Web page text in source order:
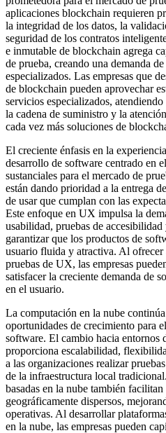
aplicaciones blockchain requieren
la integridad de los datos, la
seguridad de los contratos
e inmutable de blockchain agrega
de prueba, creando una demanda
especializados. Las empresas que
de blockchain pueden aprovechar
servicios especializados,
la cadena de suministro y la
cada vez más soluciones de
El creciente énfasis en la
desarrollo de software centrado en
sustanciales para el mercado de
están dando prioridad a la entrega
de usar que cumplan con las
Este enfoque en UX impulsa la
usabilidad, pruebas de
garantizar que los productos de
usuario fluida y atractiva. Al ofrecer
pruebas de UX, las empresas
satisfacer la creciente demanda de
en el usuario.
La computación en la nube
oportunidades de crecimiento para
software. El cambio hacia entornos
proporciona escalabilidad,
a las organizaciones realizar
de la infraestructura local
basadas en la nube también
geográficamente dispersos,
operativas. Al desarrollar
en la nube, las empresas pueden